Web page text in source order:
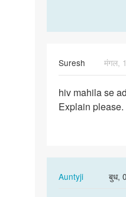
Suresh
मंगल,
hiv
mahila
hiv mahila se
Explain please.
Auntyji
बुध,
In